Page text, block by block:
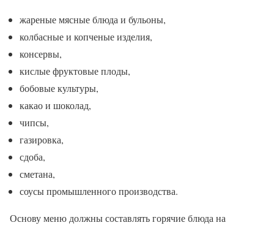
жареные мясные блюда и бульоны,
колбасные и копченые изделия,
консервы,
кислые фруктовые плоды,
бобовые культуры,
какао и шоколад,
чипсы,
газировка,
сдоба,
сметана,
соусы промышленного производства.
Основу меню должны составлять горячие блюда на